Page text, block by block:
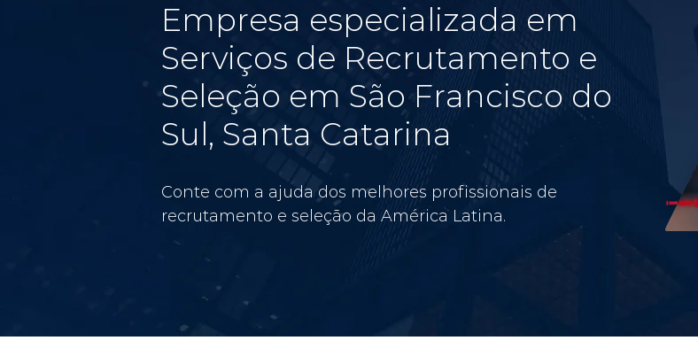
Empresa especializada em
Serviços de Recrutamento e
Seleção em São Francisco do
Sul, Santa Catarina
Conte com a ajuda dos melhores profissionais de
recrutamento e seleção da América Latina.